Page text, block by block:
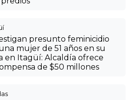
presunto feminicidio
mujer de 51 años en su
en Itagüí: Alcaldía ofrece
de $50 millones